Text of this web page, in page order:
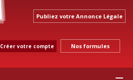
Publiez votre Annonce Légale
Créer votre compte Nos formules